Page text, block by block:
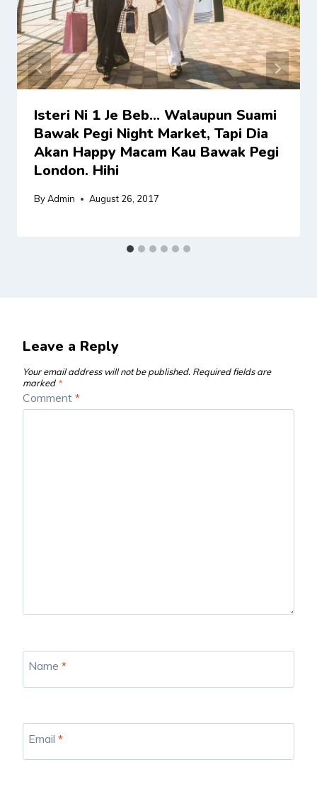
Isteri Ni 1 Je Beb… Walaupun Suami
Bawak Pegi Night Market, Tapi Dia
Akan Happy Macam Kau Bawak Pegi
London. Hihi
ByAdmin August 26, 2017
Leave a Reply
Your email address will not be published. Required fields are
marked *
Comment *
Name *
Email *